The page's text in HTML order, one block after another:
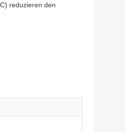
reduzieren den